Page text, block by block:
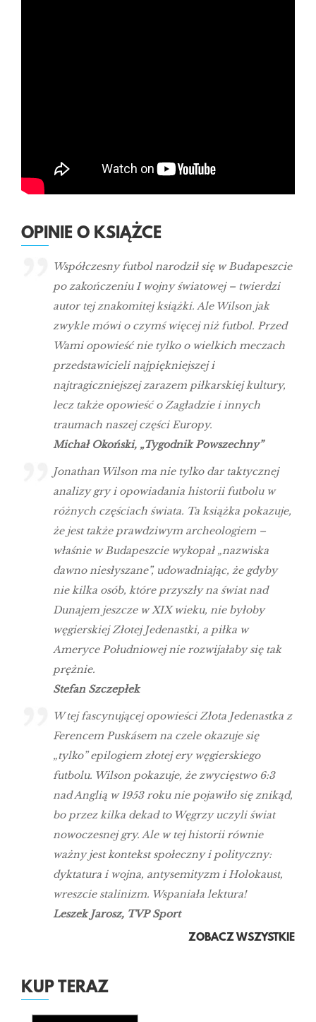
OPINIE O KSIĄŻCE
Współczesny futbol narodził się w Budapeszcie
po zakończeniu I wojny światowej – twierdzi
autor tej znakomitej książki. Ale Wilson jak
zwykle mówi o czymś więcej niż futbol. Przed
Wami opowieść nie tylko o wielkich meczach
przedstawicieli najpiękniejszej i
najtragiczniejszej zarazem piłkarskiej kultury,
lecz także opowieść o Zagładzie i innych
traumach naszej części Europy.
Michał Okoński, „Tygodnik Powszechny”
Jonathan Wilson ma nie tylko dar taktycznej
analizy gry i opowiadania historii futbolu w
różnych częściach świata. Ta książka pokazuje,
że jest także prawdziwym archeologiem –
właśnie w Budapeszcie wykopał „nazwiska
dawno niesłyszane”, udowadniając, że gdyby
nie kilka osób, które przyszły na świat nad
Dunajem jeszcze w XIX wieku, nie byłoby
węgierskiej Złotej Jedenastki, a piłka w
Ameryce Południowej nie rozwijałaby się tak
prężnie.
Stefan Szczepłek
W tej fascynującej opowieści Złota Jedenastka z
Ferencem Puskásem na czele okazuje się
„tylko” epilogiem złotej ery węgierskiego
futbolu. Wilson pokazuje, że zwycięstwo 6:3
nad Anglią w 1953 roku nie pojawiło się znikąd,
bo przez kilka dekad to Węgrzy uczyli świat
nowoczesnej gry. Ale w tej historii równie
ważny jest kontekst społeczny i polityczny:
dyktatura i wojna, antysemityzm i Holokaust,
wreszcie stalinizm. Wspaniała lektura!
Leszek Jarosz, TVP Sport
ZOBACZ WSZYSTKIE
KUP TERAZ